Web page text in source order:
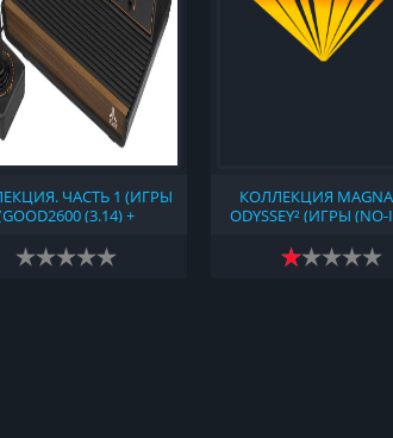
ЧАСТЬ 1 (ИГРЫ
(3.14) +
INTRO (2023-08-05) +
(V2023-06-19) + 2600
КОЛЛЕКЦИЯ
ODYSSEY² (ИГРЫ (NO-
06-08) + CHAMPION
COLLECTION UPDATED